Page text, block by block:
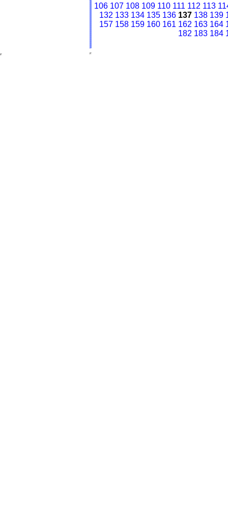
106 107 108 109 110 111 112 113
132 133 134 135 136 137 138 139
157 158 159 160 161 162 163 164
182 183 184